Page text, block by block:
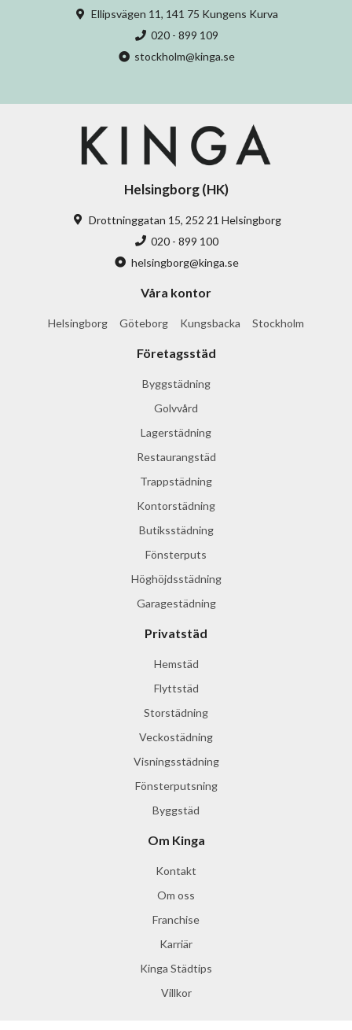
Ellipsvägen 11, 141 75 Kungens Kurva
020 - 899 109
stockholm@kinga.se
Helsingborg (HK)
Drottninggatan 15, 252 21 Helsingborg
020 - 899 100
helsingborg@kinga.se
Våra kontor
Helsingborg Göteborg Kungsbacka Stockholm
Företagsstäd
Byggstädning
Golvvård
Lagerstädning
Restaurangstäd
Trappstädning
Kontorstädning
Butiksstädning
Fönsterputs
Höghöjdsstädning
Garagestädning
Privatstäd
Hemstäd
Flyttstäd
Storstädning
Veckostädning
Visningsstädning
Fönsterputsning
Byggstäd
Om Kinga
Kontakt
Om oss
Franchise
Karriär
Kinga Städtips
Villkor